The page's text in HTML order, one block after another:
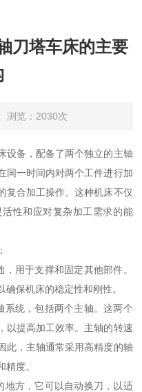
刀塔车床的主要
浏览：2030次
设备，配备了两个独立的主轴
同一时间内对两个工件进行加
复合加工操作。这种机床不仅
性和应对复杂加工需求的能
用于支撑和固定其他部件。
保机床的稳定性和刚性。
统，包括两个主轴。这两个
以提高加工效率。主轴的转速
此，主轴通常采用高精度的轴
度。
方，它可以自动换刀，以适